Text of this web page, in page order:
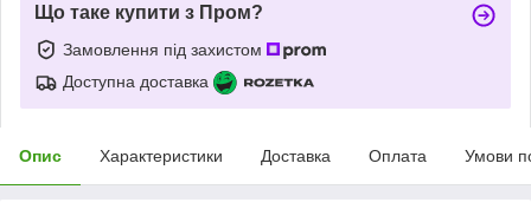
Що таке купити з Пром?
Замовлення під захистом
Доступна доставка
Опис Характеристики Доставка Оплата Умови